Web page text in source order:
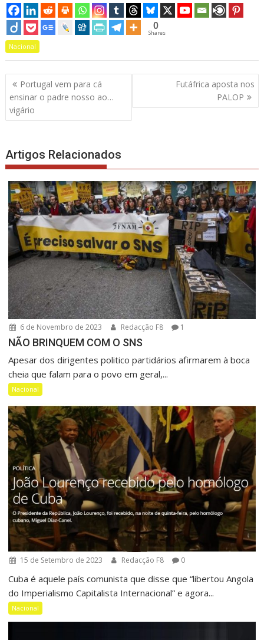
0
Shares
Nacional
Navegação
de
artigos
Portugal vem para cá
ensinar o padre nosso ao…
vigário
Futáfrica aposta nos
PALOP
Artigos Relacionados
6 de Novembro de 2023 Redacção F8 1
NÃO BRINQUEM COM O SNS
Apesar dos dirigentes politico partidários afirmarem à boca
cheia que falam para o povo em geral,...
Nacional
15 de Setembro de 2023 Redacção F8 0
Cuba é aquele país comunista que disse que “libertou Angola
do Imperialismo Capitalista Internacional” e agora...
Nacional